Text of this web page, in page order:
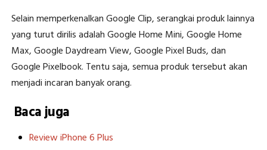
Selain memperkenalkan Google Clip, serangkai produk lainnya
yang turut dirilis adalah Google Home Mini, Google Home
Max, Google Daydream View, Google Pixel Buds, dan
Google Pixelbook. Tentu saja, semua produk tersebut akan
menjadi incaran banyak orang.
Baca juga
Review iPhone 6 Plus